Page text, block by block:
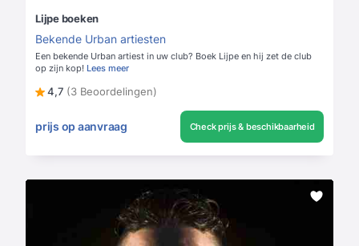
Lijpe boeken
Bekende Urban artiesten
Een bekende Urban artiest in uw club? Boek Lijpe en hij zet de club
op zijn kop! Lees meer
4,7 (3 Beoordelingen)
prijs op aanvraag Check prijs & beschikbaarheid